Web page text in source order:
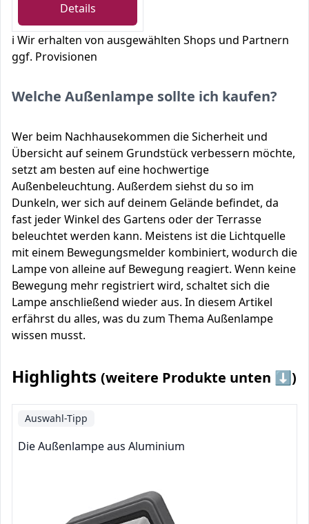
Details
ℹ️ Wir erhalten von ausgewählten Shops und Partnern
ggf. Provisionen
Welche Außenlampe sollte ich kaufen?
Wer beim Nachhausekommen die Sicherheit und
Übersicht auf seinem Grundstück verbessern möchte,
setzt am besten auf eine hochwertige
Außenbeleuchtung. Außerdem siehst du so im
Dunkeln, wer sich auf deinem Gelände befindet, da
fast jeder Winkel des Gartens oder der Terrasse
beleuchtet werden kann. Meistens ist die Lichtquelle
mit einem Bewegungsmelder kombiniert, wodurch die
Lampe von alleine auf Bewegung reagiert. Wenn keine
Bewegung mehr registriert wird, schaltet sich die
Lampe anschließend wieder aus. In diesem Artikel
erfährst du alles, was du zum Thema Außenlampe
wissen musst.
Highlights (weitere Produkte unten ⬇️)
Auswahl-Tipp
Die Außenlampe aus Aluminium